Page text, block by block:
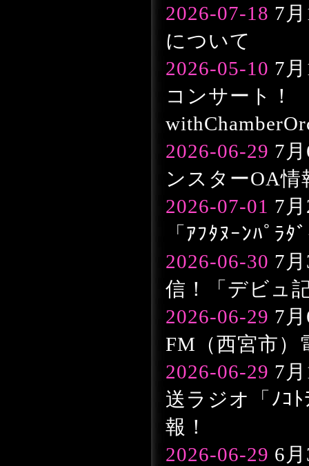
2026-07-18 7
について
2026-05-10 7
コンサート！
2026-06-29 7
ンスターOA情
2026-07-01 7
「ｱﾌﾀﾇｰﾝﾊﾟﾗ
2026-06-30 7
信！「デビュ
2026-06-29 7
FM（西宮市）
2026-06-29 7
送ラジオ「ﾉｺ
報！
2026-06-29 6